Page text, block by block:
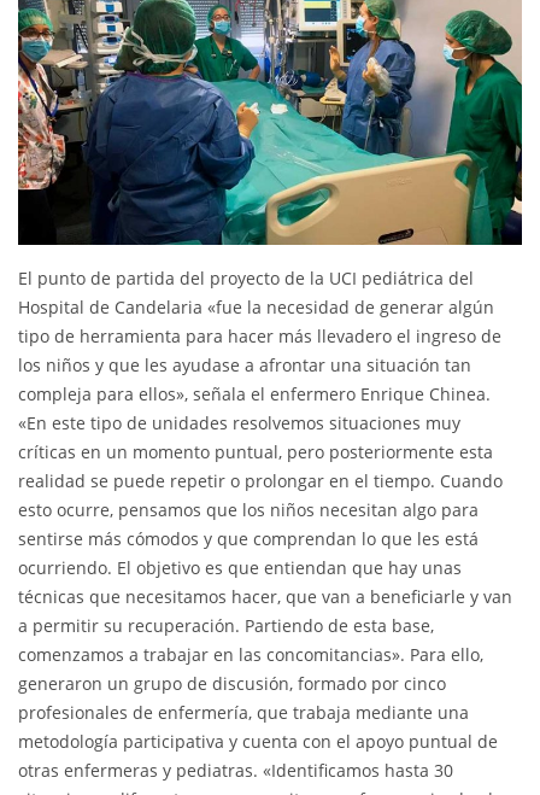
El punto de partida del proyecto de la UCI pediátrica del
Hospital de Candelaria «fue la necesidad de generar algún
tipo de herramienta para hacer más llevadero el ingreso de
los niños y que les ayudase a afrontar una situación tan
compleja para ellos», señala el enfermero Enrique Chinea.
«En este tipo de unidades resolvemos situaciones muy
críticas en un momento puntual, pero posteriormente esta
realidad se puede repetir o prolongar en el tiempo. Cuando
esto ocurre, pensamos que los niños necesitan algo para
sentirse más cómodos y que comprendan lo que les está
ocurriendo. El objetivo es que entiendan que hay unas
técnicas que necesitamos hacer, que van a beneficiarle y van
a permitir su recuperación. Partiendo de esta base,
comenzamos a trabajar en las concomitancias». Para ello,
generaron un grupo de discusión, formado por cinco
profesionales de enfermería, que trabaja mediante una
metodología participativa y cuenta con el apoyo puntual de
otras enfermeras y pediatras. «Identificamos hasta 30